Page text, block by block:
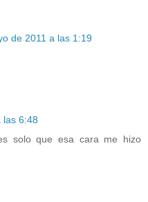
de 2011 a las 1:19
las 6:48
solo que esa cara me hizo